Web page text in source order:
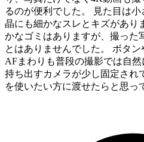
るのが便利でした。 見た目は
晶にも細かなスレとキズがあり
かなゴミはありますが、撮った
とはありませんでした。 ボタン
AFまわりも普段の撮影では自
持ち出すカメラが少し固定され
を使いたい方に渡せたらと思っ